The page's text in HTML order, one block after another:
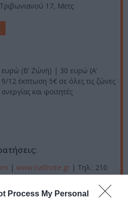
Process My Personal
17, Μετς
(Β’ Ζώνη) | 30 ευρώ (Α’
12 έκπτωση 5€ σε όλες τις ζώνες
και φοιτητές
| www.halfnote.gr | Τηλ.: 210